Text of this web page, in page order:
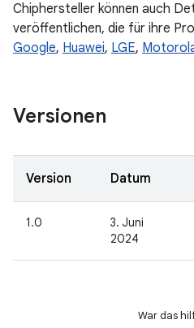
Chiphersteller können auch
veröffentlichen, die für ihre
Google, Huawei, LGE,
Versionen
Version Datum
1.0
3. Juni
2024
War das